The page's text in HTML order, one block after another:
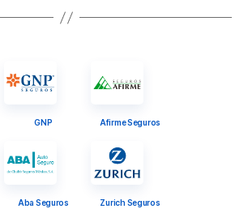
GNP Afirme Seguros
Aba Seguros Zurich Seguros